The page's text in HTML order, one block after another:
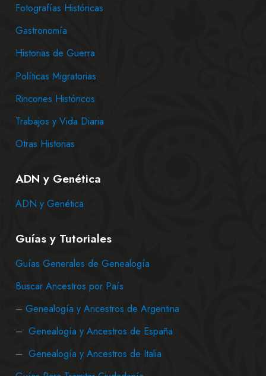
Fotografías Históricas
Gastronomía
Historias de Guerra
Políticas Migratorias
Rincones Históricos
Trabajos y Vida Diaria
Otras Historias
ADN y Genética
ADN y Genética
Guías y Tutoriales
Guías Generales de Genealogía
Buscar Ancestros por País
– Genealogía y Ancestros de Argentina
– Genealogía y Ancestros de España
– Genealogía y Ancestros de Italia